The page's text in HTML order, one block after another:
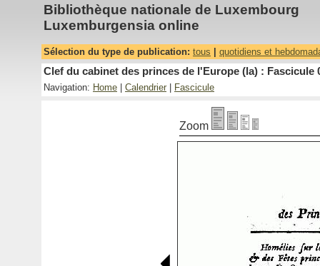
Bibliothèque nationale de Luxembourg
Luxemburgensia online
Sélection du type de publication: tous quotidiens et
Clef du cabinet des princes de l'Europe (la) : Fascicule
Navigation: Home Calendrier Fascicule
Zoom